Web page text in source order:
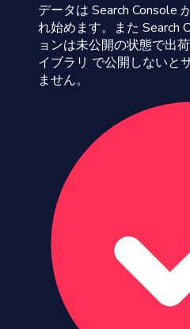
データは Search Console
れ始めます。また Search
ョンは未公開の状態で出
イブラリ で公開しないと
ません。